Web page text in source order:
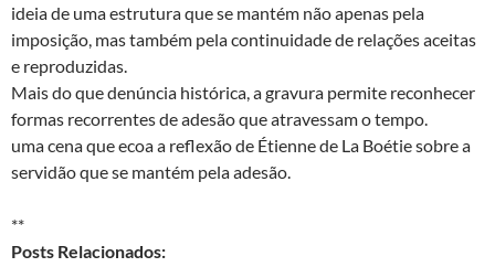
ideia de uma estrutura que se mantém não apenas pela
imposição, mas também pela continuidade de relações aceitas
e reproduzidas.
Mais do que denúncia histórica, a gravura permite reconhecer
formas recorrentes de adesão que atravessam o tempo.
uma cena que ecoa a reflexão de Étienne de La Boétie sobre a
servidão que se mantém pela adesão.
**
Posts Relacionados: